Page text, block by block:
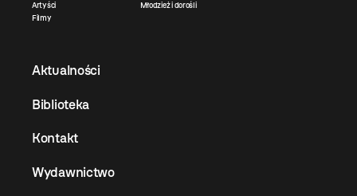
Artyści
Filmy
Młodzież i dorośli
Aktualności
Biblioteka
Kontakt
Wydawnictwo